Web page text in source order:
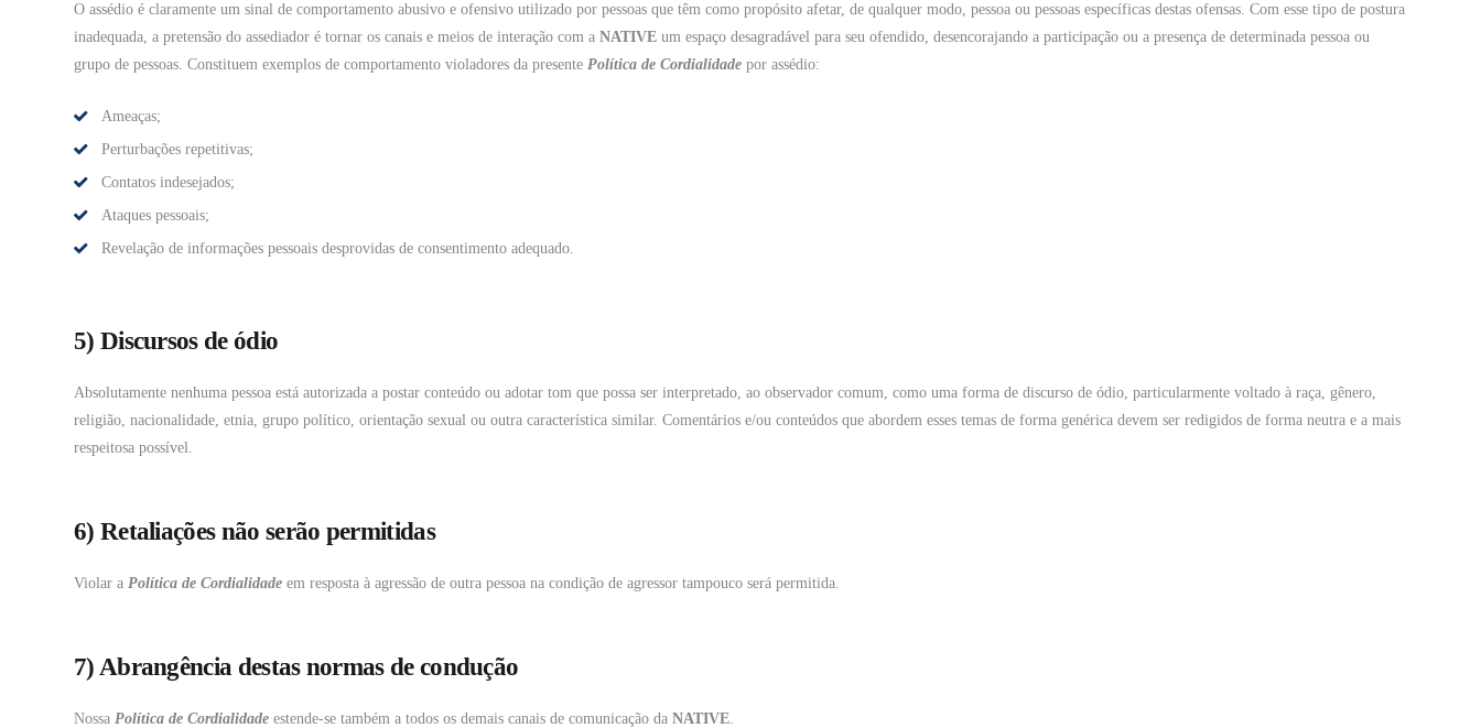
O assédio é claramente um sinal de comportamento abusivo e ofensivo utilizado por pessoas que têm como propósito afetar, de qualquer modo, pessoa ou pessoas específicas destas ofensas. Com esse tipo de postura
inadequada, a pretensão do assediador é tornar os canais e meios de interação com a NATIVE um espaço desagradável para seu ofendido, desencorajando a participação ou a presença de determinada pessoa ou
grupo de pessoas. Constituem exemplos de comportamento violadores da presente Política de Cordialidade por assédio:
Ameaças;
Perturbações repetitivas;
Contatos indesejados;
Ataques pessoais;
Revelação de informações pessoais desprovidas de consentimento adequado.
5) Discursos de ódio
Absolutamente nenhuma pessoa está autorizada a postar conteúdo ou adotar tom que possa ser interpretado, ao observador comum, como uma forma de discurso de ódio, particularmente voltado à raça, gênero,
religião, nacionalidade, etnia, grupo político, orientação sexual ou outra característica similar. Comentários e/ou conteúdos que abordem esses temas de forma genérica devem ser redigidos de forma neutra e a mais
respeitosa possível.
6) Retaliações não serão permitidas
Violar a Política de Cordialidade em resposta à agressão de outra pessoa na condição de agressor tampouco será permitida.
7) Abrangência destas normas de condução
Nossa Política de Cordialidade estende-se também a todos os demais canais de comunicação da NATIVE.